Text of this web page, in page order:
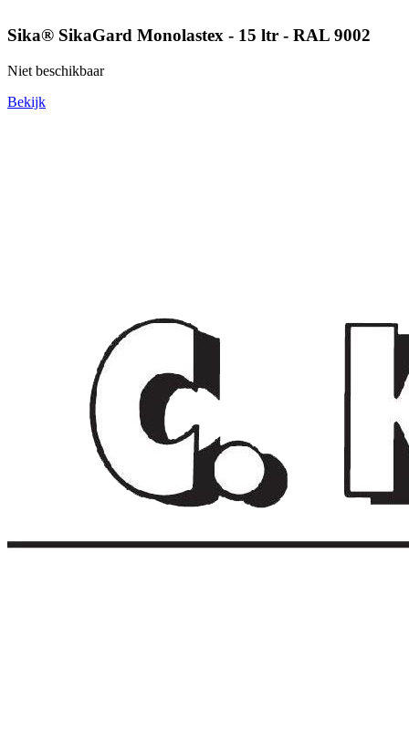
Sika® SikaGard Monolastex - 15 ltr - RAL 9002
Niet beschikbaar
Bekijk